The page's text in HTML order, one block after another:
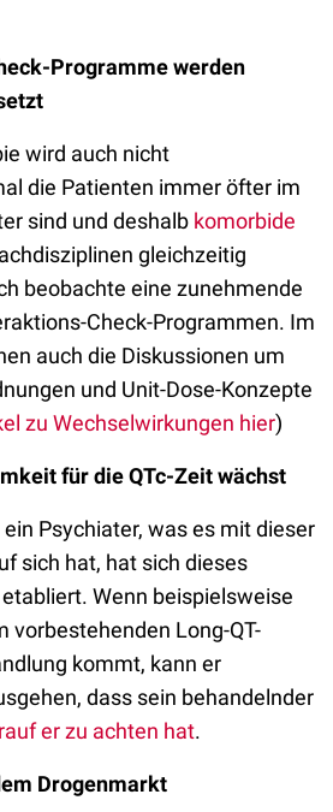
Programme werden
wird auch nicht
die Patienten immer öfter im
sind und deshalb komorbide
gleichzeitig
beobachte eine zunehmende
Check-Programmen. Im
auch die Diskussionen um
und Unit-Dose-Konzepte
zu Wechselwirkungen hier)
für die QTc-Zeit wächst
Psychiater, was es mit dieser
sich hat, hat sich dieses
Wenn beispielsweise
vorbestehenden Long-QT-
kommt, kann er
dass sein behandelnder
er zu achten hat.
Drogenmarkt